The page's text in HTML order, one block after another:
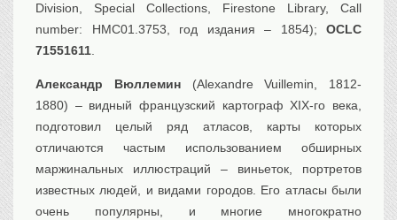
Division, Special Collections, Firestone Library, Call
number: HMC01.3753, год издания – 1854); OCLC
71551611
Александр Вюллемин(Alexandre Vuillemin, 1812-
1880) – видный французский картограф XIX-го века,
подготовил целый ряд атласов, карты которых
отличаются частым использованием обширных
маржинальных иллюстраций – виньеток, портретов
известных людей, и видами городов. Его атласы были
очень популярны, и многие многократно